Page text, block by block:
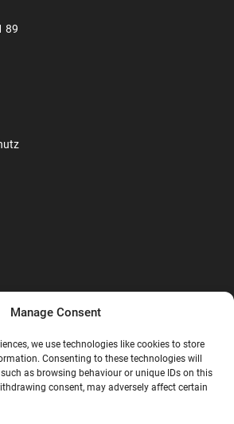
Manage Consent
we use technologies like cookies to store
Consenting to these technologies will
as browsing behaviour or unique IDs on this
consent, may adversely affect certain
89